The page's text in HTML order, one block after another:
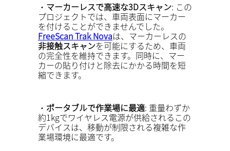
・ マーカーレスで高速な3Dスキャン: この
プロジェクトでは、車両表面にマーカー
を付けることができませんでした。
FreeScan Trak Novaは、マーカーレスの
非接触スキャンを可能にするため、車両
の完全性を維持できます。同時に、マー
カーの貼り付けと除去にかかる時間を短
縮できます。
・ ポータブルで作業場に最適: 重量わずか
約1kgでワイヤレス電源が供給されるこの
デバイスは、移動が制限される複雑な作
業場環境に最適です。